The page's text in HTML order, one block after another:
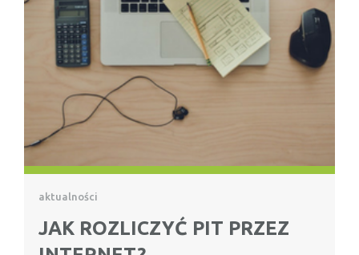
aktualności
JAK ROZLICZYĆ PIT PRZEZ